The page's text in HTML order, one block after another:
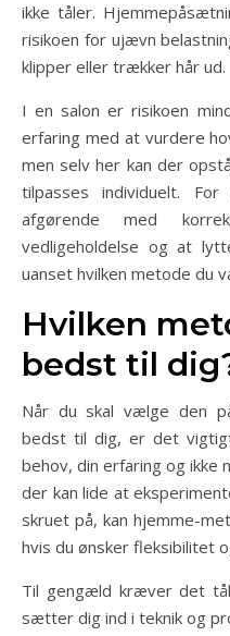
ikke tåler.
risikoen for ujævn
klipper eller trækker hår ud.
I en salon er risikoen
erfaring med at vurdere
men selv her kan der
tilpasses individuelt.
afgørende med
vedligeholdelse og at
uanset hvilken metode du
Hvilken
bedst til
Når du skal vælge den
bedst til dig, er det
behov, din erfaring og ikke
der kan lide at
skruet på, kan hjemme-
hvis du ønsker fleksibilitet
Til gengæld kræver det
sætter dig ind i teknik og